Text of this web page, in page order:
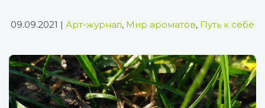
09.09.2021 | Арт-журнал, Мир ароматов, Путь к себе